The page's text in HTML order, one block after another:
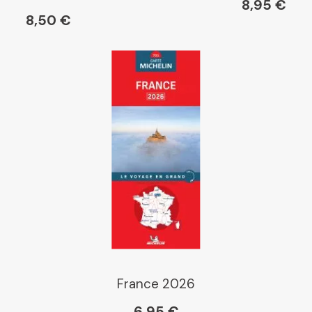
Kleber
Place des libraires
E Leclerc
8,50 €
8,95 €
France 2026